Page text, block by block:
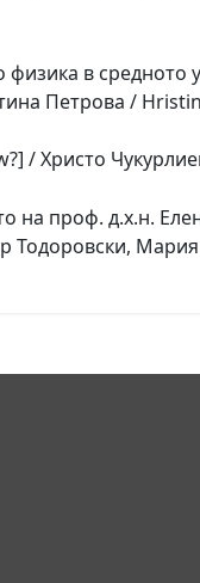
физика в
Петрова /
/ Христо
на проф. д.х.н.
Тодоровски,